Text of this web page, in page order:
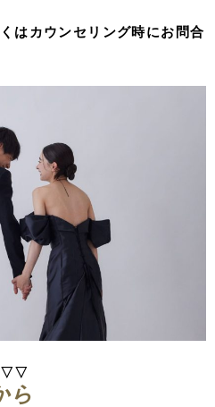
はカウンセリング時にお問合
▽▽
ら